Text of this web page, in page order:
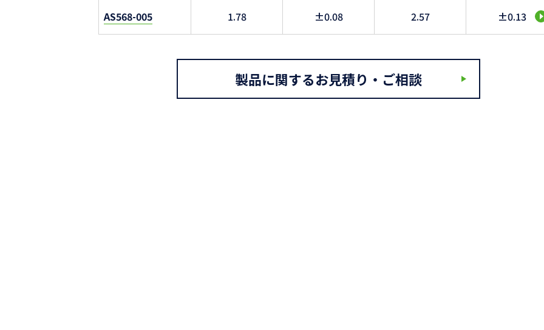
AS568-005 1.78 ±0.08 2.57 ±0.13
製品に関するお見積り・ご相談